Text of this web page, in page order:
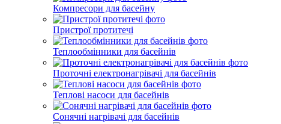
Компресори для басейну
Пристрої протитечі
Теплообмінники для басейнів
Проточні електронагрівачі для басейнів
Теплові насоси для басейнів
Сонячні нагрівачі для басейнів